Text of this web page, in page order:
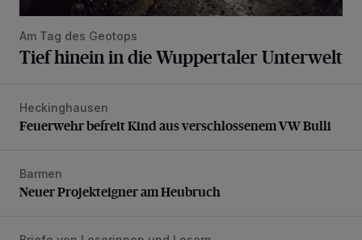
Am Tag des Geotops
Tief hinein in die Wuppertaler Unterwelt
Feuerwehr befreit Kind aus verschlossenem VW Bulli
Heckinghausen
Feuerwehr befreit Kind aus verschlossenem VW Bulli
Neuer Projekteigner am Heubruch
Barmen
Neuer Projekteigner am Heubruch